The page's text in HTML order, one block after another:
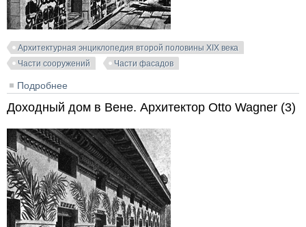
Архитектурная энциклопедия второй половины XIX века
Части сооружений
Части фасадов
Подробнее
Доходный дом в Вене. Архитектор Otto Wagner (3)